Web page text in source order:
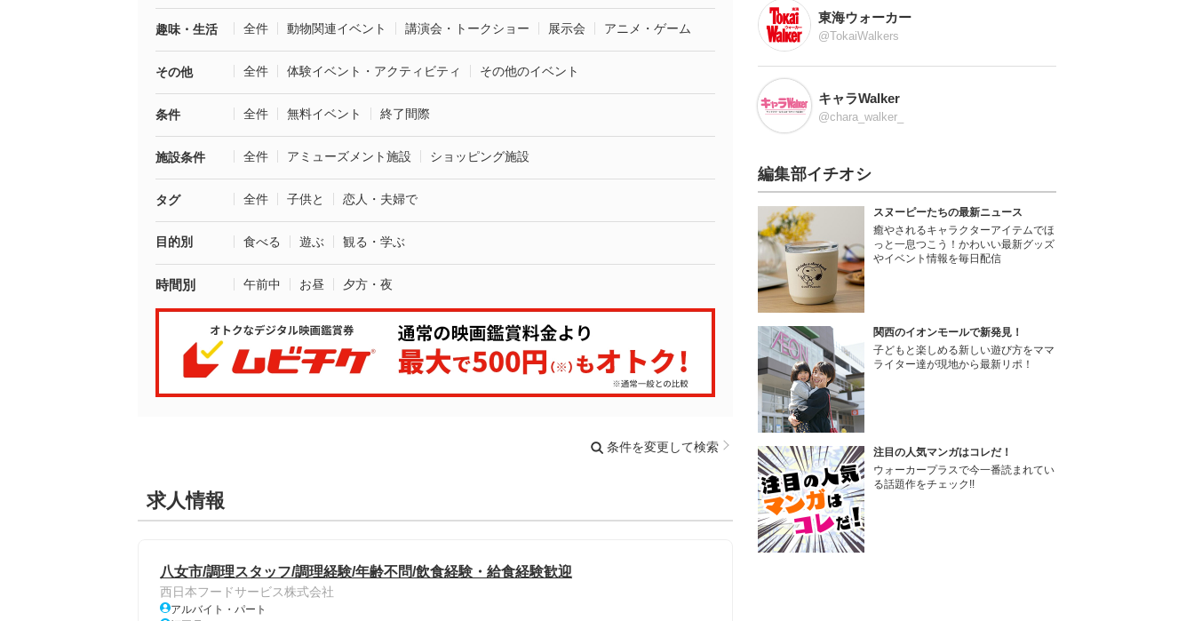
趣味・生活 全件 動物関連イベント 講演会・トークショー 展示会 アニメ・ゲーム
その他 全件 体験イベント・アクティビティ その他のイベント
条件 全件 無料イベント 終了間際
施設条件 全件 アミューズメント施設 ショッピング施設
タグ 全件 子供と 恋人・夫婦で
目的別 食べる 遊ぶ 観る・学ぶ
時間別 午前中 お昼 夕方・夜
条件を変更して検索
求人情報
八女市/調理スタッフ/調理経験/年齢不問/飲食経験・給食経験歓迎
西日本フードサービス株式会社
アルバイト・パート
東海ウォーカー
@TokaiWalkers
キャラWalker
@chara_walker_
編集部イチオシ
スヌーピーたちの最新ニュース
癒やされるキャラクターアイテムでほ
っと一息つこう！かわいい最新グッズ
やイベント情報を毎日配信
関西のイオンモールで新発見！
子どもと楽しめる新しい遊び方をママ
ライター達が現地から最新リポ！
注目の人気マンガはコレだ！
ウォーカープラスで今一番読まれてい
る話題作をチェック!!